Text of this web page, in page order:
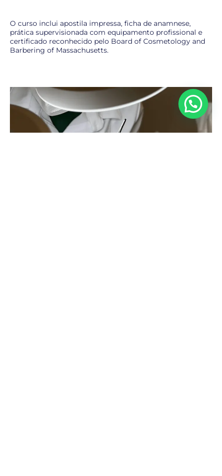
O curso inclui apostila impressa, ficha de anamnese,
prática supervisionada com equipamento profissional e
certificado reconhecido pelo Board of Cosmetology and
Barbering of Massachusetts.